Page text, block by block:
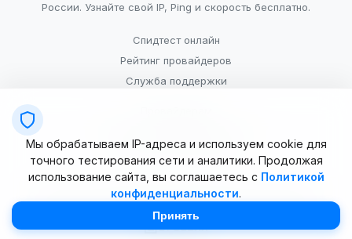
России. Узнайте свой IP, Ping и скорость бесплатно.
Спидтест онлайн
Рейтинг провайдеров
Служба поддержки
Условия использования
© 2025–2026 OpenSpeedTest (ИП Долматова В.В.). Все права
Мы обрабатываем IP-адреса и используем cookie для
точного тестирования сети и аналитики. Продолжая
использование сайта, вы соглашаетесь с Политикой
конфиденциальности.
Принять